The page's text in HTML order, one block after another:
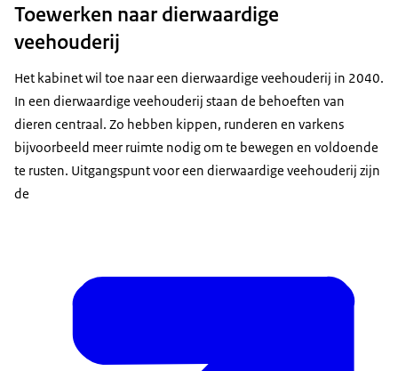
Toewerken naar dierwaardige
veehouderij
Het kabinet wil toe naar een dierwaardige veehouderij in 2040.
In een dierwaardige veehouderij staan de behoeften van
dieren centraal. Zo hebben kippen, runderen en varkens
bijvoorbeeld meer ruimte nodig om te bewegen en voldoende
te rusten. Uitgangspunt voor een dierwaardige veehouderij zijn
de